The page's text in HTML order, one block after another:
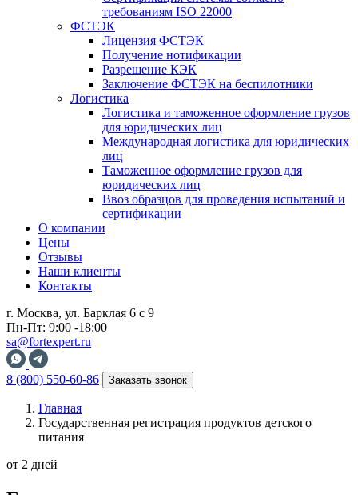
требованиям ISO 22000
ФСТЭК
Лицензия ФСТЭК
Получение нотификации
Разрешение КЭК
Заключение ФСТЭК на беспилотники
Логистика
Логистика и таможенное оформление грузов
для юридических лиц
Международная логистика для юридических
лиц
Таможенное оформление грузов для
юридических лиц
Ввоз образцов для проведения испытаний и
сертификации
О компании
Цены
Отзывы
Наши клиенты
Контакты
г. Москва, ул. Барклая 6 с 9
Пн-Пт: 9:00 -18:00
sa@fortexpert.ru
8 (800) 550-60-86 Заказать звонок
Главная
Государственная регистрация продуктов детского
питания
от 2 дней